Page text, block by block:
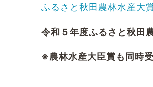
ふるさと秋田農林水産大
令和５年度ふるさと秋田
※農林水産大臣賞も同時受